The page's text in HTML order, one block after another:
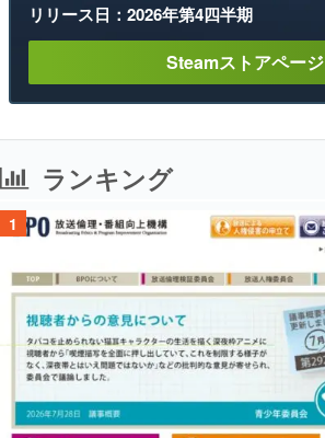
リリース日：2026年第4四半期
Steamストアページ
ランキング
1